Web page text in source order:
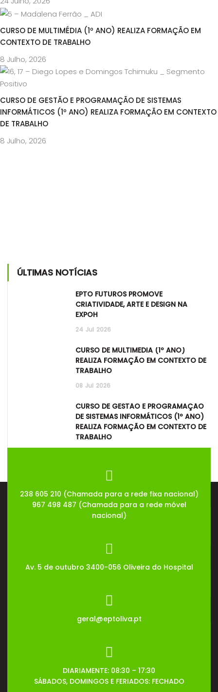
CURSO DE MULTIMÉDIA (1º ANO) REALIZA FORMAÇÃO EM
CONTEXTO DE TRABALHO
8 Julho, 2026
CURSO DE GESTÃO E PROGRAMAÇÃO DE SISTEMAS
INFORMÁTICOS (1º ANO) REALIZA FORMAÇÃO EM CONTEXTO
DE TRABALHO
8 Julho, 2026
ÚLTIMAS NOTÍCIAS
EPTO FUTUROS PROMOVE
CRIATIVIDADE, ARTE E DESIGN NA
EXPOH
24 Jul 2026
CURSO DE MULTIMÉDIA (1º ANO)
REALIZA FORMAÇÃO EM CONTEXTO DE
TRABALHO
08 Jul 2026
CURSO DE GESTÃO E PROGRAMAÇÃO
DE SISTEMAS INFORMÁTICOS (1º ANO)
REALIZA FORMAÇÃO EM CONTEXTO DE
TRABALHO
238 605 210 (Chamada para a rede fixa nacional)
967 498 487 (Chamada para a rede móvel
nacional)
Av. 5 de outubro 3400-056 Oliveira do Hospital
geral@eptoliva.pt
DIARIAMENTE: 08:30 – 17:30
SÁBADOS, DOMINGOS E FERIADOS: FECHADO